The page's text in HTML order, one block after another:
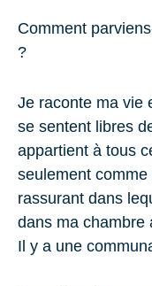
Comment
?
Je raconte ma vie
se sentent libres
appartient à tous
seulement
rassurant dans
dans ma chambre
Il y a une